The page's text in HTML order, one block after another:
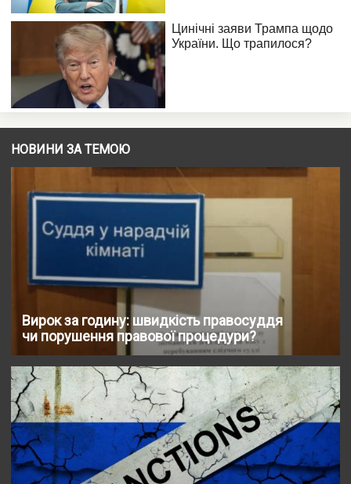
НОВИНИ ЗА ТЕМОЮ
Вирок за годину: швидкість правосуддя
чи порушення правової процедури?